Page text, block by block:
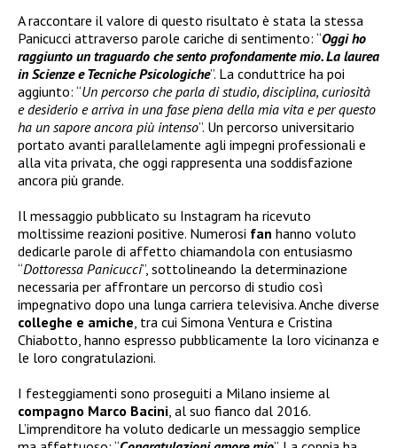
A raccontare il valore di questo risultato è stata la stessa
Panicucci attraverso parole cariche di sentimento: “Oggi ho
raggiunto un traguardo che sento profondamente mio. La laurea
in Scienze e Tecniche Psicologiche”. La conduttrice ha poi
aggiunto: “Un percorso che parla di studio, disciplina, curiosità
e desiderio e arriva in una fase piena della mia vita e per questo
ha un sapore ancora più intenso”. Un percorso universitario
portato avanti parallelamente agli impegni professionali e
alla vita privata, che oggi rappresenta una soddisfazione
ancora più grande.
Il messaggio pubblicato su Instagram ha ricevuto
moltissime reazioni positive. Numerosi fan hanno voluto
dedicarle parole di affetto chiamandola con entusiasmo
“Dottoressa Panicucci”, sottolineando la determinazione
necessaria per affrontare un percorso di studio così
impegnativo dopo una lunga carriera televisiva. Anche diverse
colleghe e amiche , tra cui Simona Ventura e Cristina
Chiabotto, hanno espresso pubblicamente la loro vicinanza e
le loro congratulazioni.
I festeggiamenti sono proseguiti a Milano insieme al
compagno Marco Bacini , al suo fianco dal 2016.
L’imprenditore ha voluto dedicarle un messaggio semplice